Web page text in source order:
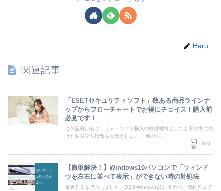
Haru
関連記事
「ESETセキュリティソフト」数ある商品ラインナ
ップからフローチャートでお得にチョイス！購入前
必見です！
この記事はセキュリティソフト購入の検討材料として以下の方に向
けたお役立ち情報をお伝えします。 他のソ...
Haru
【簡単解決！】Windows10パソコンで「ウィンド
ウを左右に並べて表示」ができない時の対処法
最近ＰＣを購入しました。OSがWindows10に変わり、慣れるまで